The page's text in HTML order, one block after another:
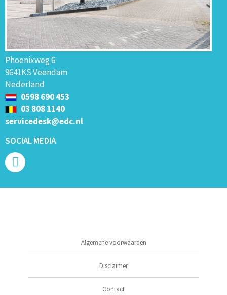
Phoenixweg 6
9641KS Veendam
Nederland
0598 690 453
03 808 1140
servicedesk@edc.nl
SOCIAL MEDIA
Algemene voorwaarden
Disclaimer
Contact